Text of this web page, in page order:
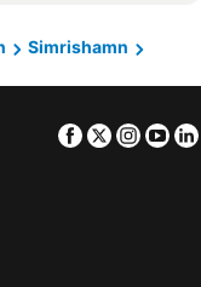
Simrishamn
Facebook
Twitter